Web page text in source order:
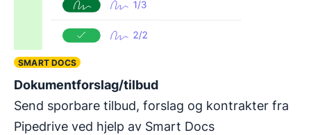
SMART DOCS
Dokumentforslag/tilbud
Send sporbare tilbud, forslag og kontrakter fra
Pipedrive ved hjelp av Smart Docs